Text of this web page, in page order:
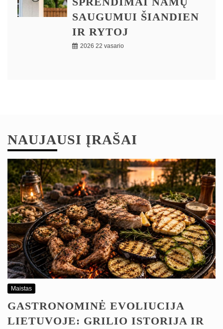
SAUGUMUI ŠIANDIEN
IR RYTOJ
2026 22 vasario
NAUJAUSI ĮRAŠAI
Maistas
GASTRONOMINĖ EVOLIUCIJA
LIETUVOJE: GRILIO ISTORIJA IR